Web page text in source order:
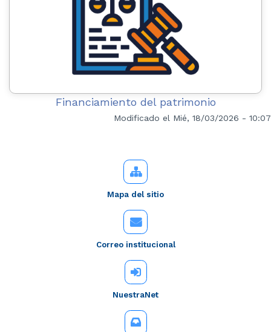
Financiamiento del patrimonio
Modificado el Mié, 18/03/2026 - 10:07
Mapa del sitio
Correo institucional
NuestraNet